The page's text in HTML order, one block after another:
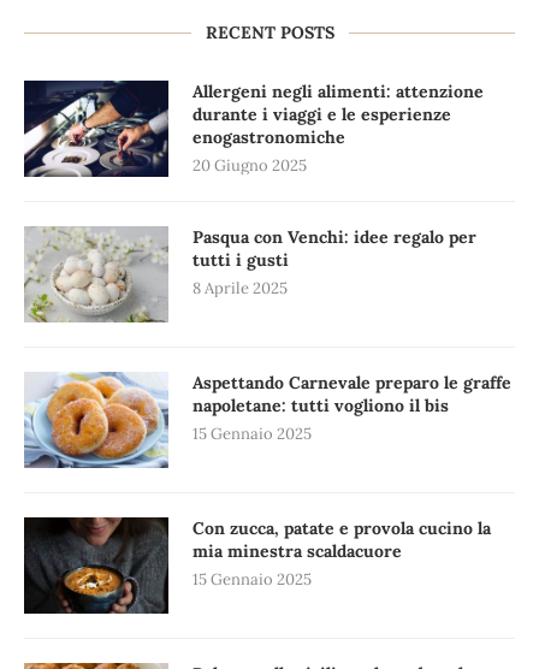
RECENT POSTS
Allergeni negli alimenti: attenzione
durante i viaggi e le esperienze
enogastronomiche
20 Giugno 2025
Pasqua con Venchi: idee regalo per
tutti i gusti
8 Aprile 2025
Aspettando Carnevale preparo le graffe
napoletane: tutti vogliono il bis
15 Gennaio 2025
Con zucca, patate e provola cucino la
mia minestra scaldacuore
15 Gennaio 2025